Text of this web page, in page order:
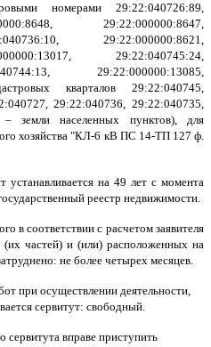
номерами 29:22:040726:89,
29:22:000000:8647,
29:22:000000:8621,
29:22:040745:24,
29:22:000000:13085,
кварталов 29:22:040745,
29:22:040736, 29:22:040735,
– земли населенных пунктов), для
хозяйства "КЛ-6 кВ ПС 14-ТП 127 ф.
на 49 лет с момента
реестр недвижимости.
в соответствии с расчетом заявителя
(их частей) и (или) расположенных на
не более четырех месяцев.
при осуществлении деятельности,
сервитут: свободный.
вправе приступить